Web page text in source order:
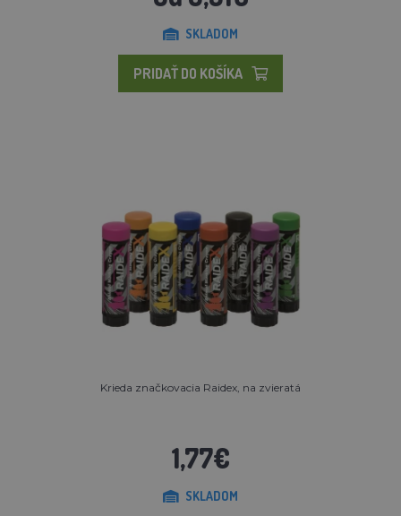
SKLADOM
PRIDAŤ DO KOŠÍKA
Krieda značkovacia Raidex, na zvieratá
1,77€
SKLADOM